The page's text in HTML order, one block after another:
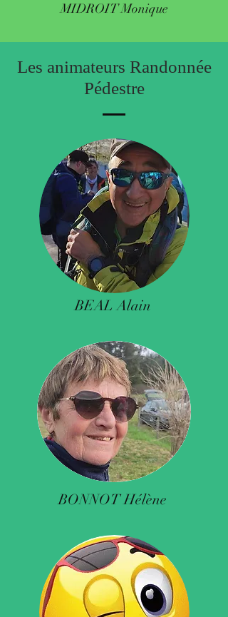
MIDROIT Monique
Les animateurs Randonnée
Pédestre
BEAL Alain
BONNOT Hélène